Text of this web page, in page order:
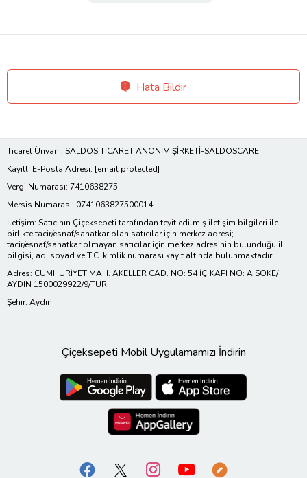
Hata Bildir
Ticaret Ünvanı: SALDOS TİCARET ANONİM ŞİRKETİ-SALDOSCARE
Kayıtlı E-Posta Adresi: [email protected]
Vergi Numarası: 7410638275
Mersis Numarası: 0741063827500014
İletişim: Satıcının Çiçeksepeti tarafından teyit edilmiş iletişim bilgileri ile
birlikte tacir/esnaf/sanatkar olan satıcılar için merkez adresi;
tacir/esnaf/sanatkar olmayan satıcılar için merkez adresinin bulunduğu il
bilgisi, ad, soyad ve T.C. kimlik numarası kayıt altında bulunmaktadır.
Adres: CUMHURİYET MAH. AKELLER CAD. NO: 54 İÇ KAPI NO: A SÖKE/
AYDIN 1500029922/9/TUR
Şehir: Aydın
Çiçeksepeti Mobil Uygulamamızı İndirin